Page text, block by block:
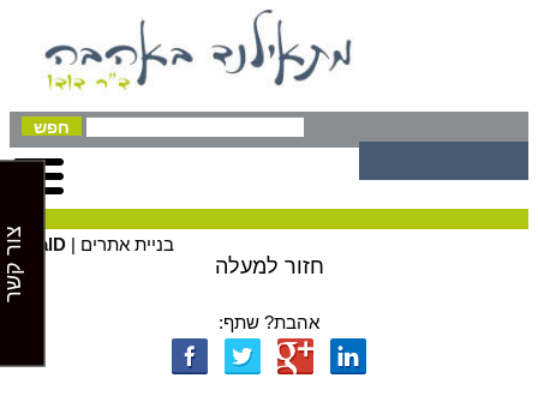
בניית אתרים | GalD
חזור למעלה
אהבת? שתף:
צור קשר